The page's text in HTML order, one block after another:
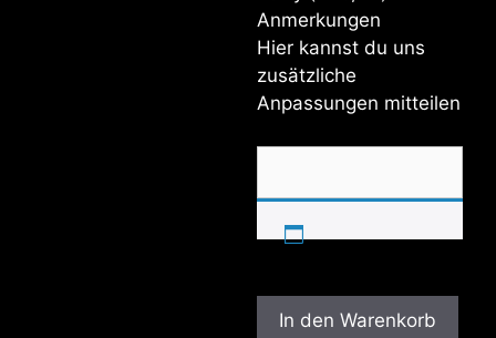
Anmerkungen
Hier kannst du uns
zusätzliche
Anpassungen mitteilen
In den Warenkorb